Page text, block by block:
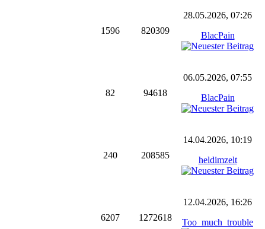
1596 820309
28.05.2026, 07:26
BlacPain
82 94618
06.05.2026, 07:55
BlacPain
240 208585
14.04.2026, 10:19
heldimzelt
6207 1272618
12.04.2026, 16:26
Too_much_trouble